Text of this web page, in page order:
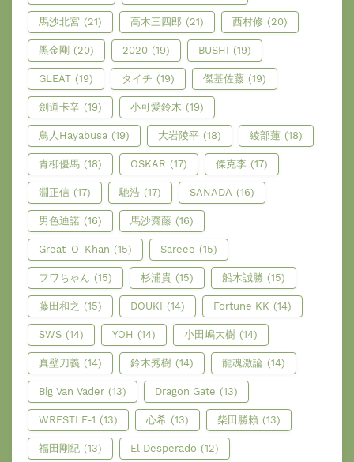
馬沙北宮 (21) 高木三四郎 (21) 西村修 (20)
黑金剛 (20) 2020 (19) BUSHI (19)
GLEAT (19) タイチ (19) 傑基佐藤 (19)
劍道卡辛 (19) 小可愛鈴木 (19)
鳥人Hayabusa (19) 大岩陵平 (18) 綾部蓮 (18)
青柳優馬 (18) OSKAR (17) 傑克李 (17)
淵正信 (17) 馳浩 (17) SANADA (16)
男色迪諾 (16) 馬沙齋藤 (16)
Great-O-Khan (15) Sareee (15)
フワちゃん (15) 杉浦貴 (15) 船木誠勝 (15)
藤田和之 (15) DOUKI (14) Fortune KK (14)
SWS (14) YOH (14) 小田嶋大樹 (14)
真壁刀義 (14) 鈴木秀樹 (14) 龍魂激論 (14)
Big Van Vader (13) Dragon Gate (13)
WRESTLE-1 (13) 心希 (13) 柴田勝賴 (13)
福田剛紀 (13) El Desperado (12)